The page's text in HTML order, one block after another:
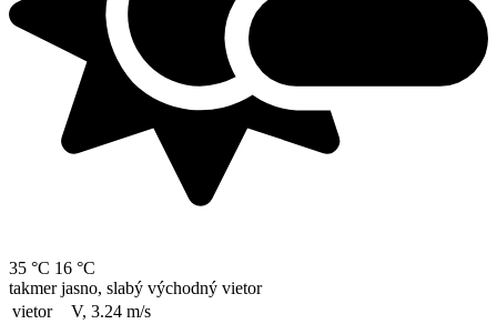
35 °C 16 °C
takmer jasno, slabý východný vietor
vietor
V, 3.24 m/s